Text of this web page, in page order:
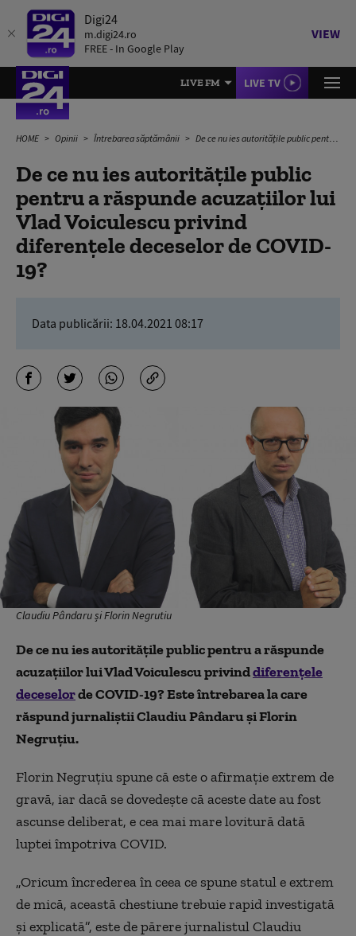
Digi24
m.digi24.ro
FREE - In Google Play
VIEW
LIVE FM LIVE TV
HOME Opinii Întrebarea săptămânii De ce nu ies autoritățile public pentru a răspunde acuzațiilor lui Vlad Voiculescu privind diferențele deceselor de COVID-19?
De ce nu ies autoritățile public
pentru a răspunde acuzațiilor lui
Vlad Voiculescu privind
diferențele deceselor de COVID-
19?
Data publicării: 18.04.2021 08:17
Claudiu Pândaru și Florin Negrutiu
De ce nu ies autoritățile public pentru a răspunde
acuzațiilor lui Vlad Voiculescu privinddiferențele
deceselorde COVID-19? Este întrebarea la care
răspund jurnaliștii Claudiu Pândaru și Florin
Negruțiu.
Florin Negruțiu spune că este o afirmație extrem de
gravă, iar dacă se dovedește că aceste date au fost
ascunse deliberat, e cea mai mare lovitură dată
luptei împotriva COVID.
„Oricum încrederea în ceea ce spune statul e extrem
de mică, această chestiune trebuie rapid investigată
și explicată”, este de părere jurnalistul Claudiu